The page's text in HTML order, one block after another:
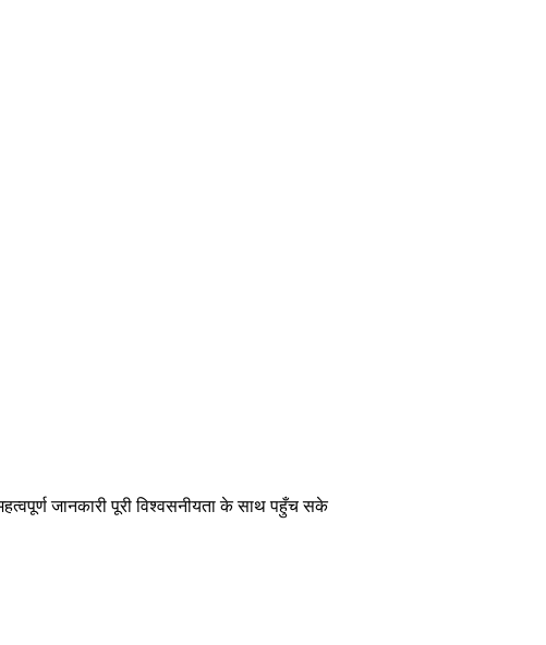
जानकारी पूरी विश्वसनीयता के साथ पहुँच सके